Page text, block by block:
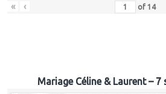
« ‹ of 14
Mariage Céline & Laurent – 7